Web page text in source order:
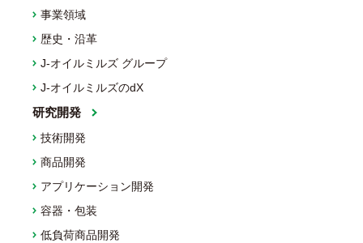
事業領域
歴史・沿革
J-オイルミルズ グループ
J-オイルミルズのdX
研究開発
技術開発
商品開発
アプリケーション開発
容器・包装
低負荷商品開発